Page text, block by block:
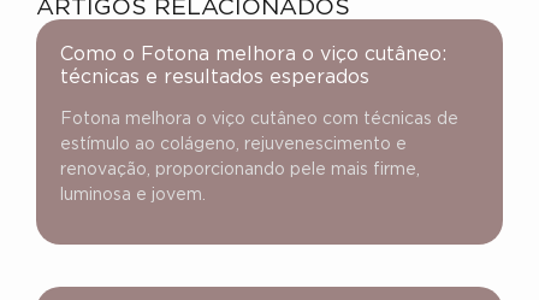
ARTIGOS RELACIONADOS
Como o Fotona melhora o viço cutâneo:
técnicas e resultados esperados
Fotona melhora o viço cutâneo com técnicas de
estímulo ao colágeno, rejuvenescimento e
renovação, proporcionando pele mais firme,
luminosa e jovem.